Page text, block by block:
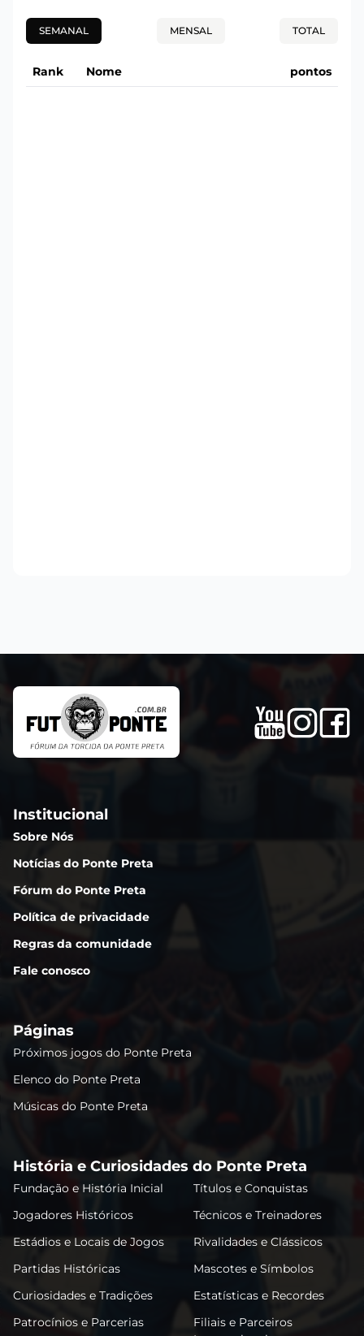
SEMANAL MENSAL TOTAL
Rank Nome pontos
Institucional
Sobre Nós
Notícias do Ponte Preta
Fórum do Ponte Preta
Política de privacidade
Regras da comunidade
Fale conosco
Páginas
Próximos jogos do Ponte Preta
Elenco do Ponte Preta
Músicas do Ponte Preta
História e Curiosidades do Ponte Preta
Fundação e História Inicial
Títulos e Conquistas
Jogadores Históricos
Técnicos e Treinadores
Estádios e Locais de Jogos
Rivalidades e Clássicos
Partidas Históricas
Mascotes e Símbolos
Curiosidades e Tradições
Estatísticas e Recordes
Patrocínios e Parcerias
Filiais e Parceiros